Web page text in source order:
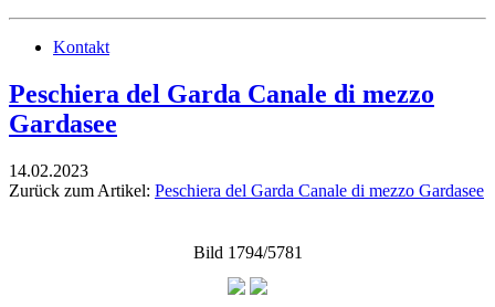
Kontakt
Peschiera del Garda Canale di mezzo
Gardasee
14.02.2023
Zurück zum Artikel: Peschiera del Garda Canale di mezzo Gardasee
Bild 1794/5781